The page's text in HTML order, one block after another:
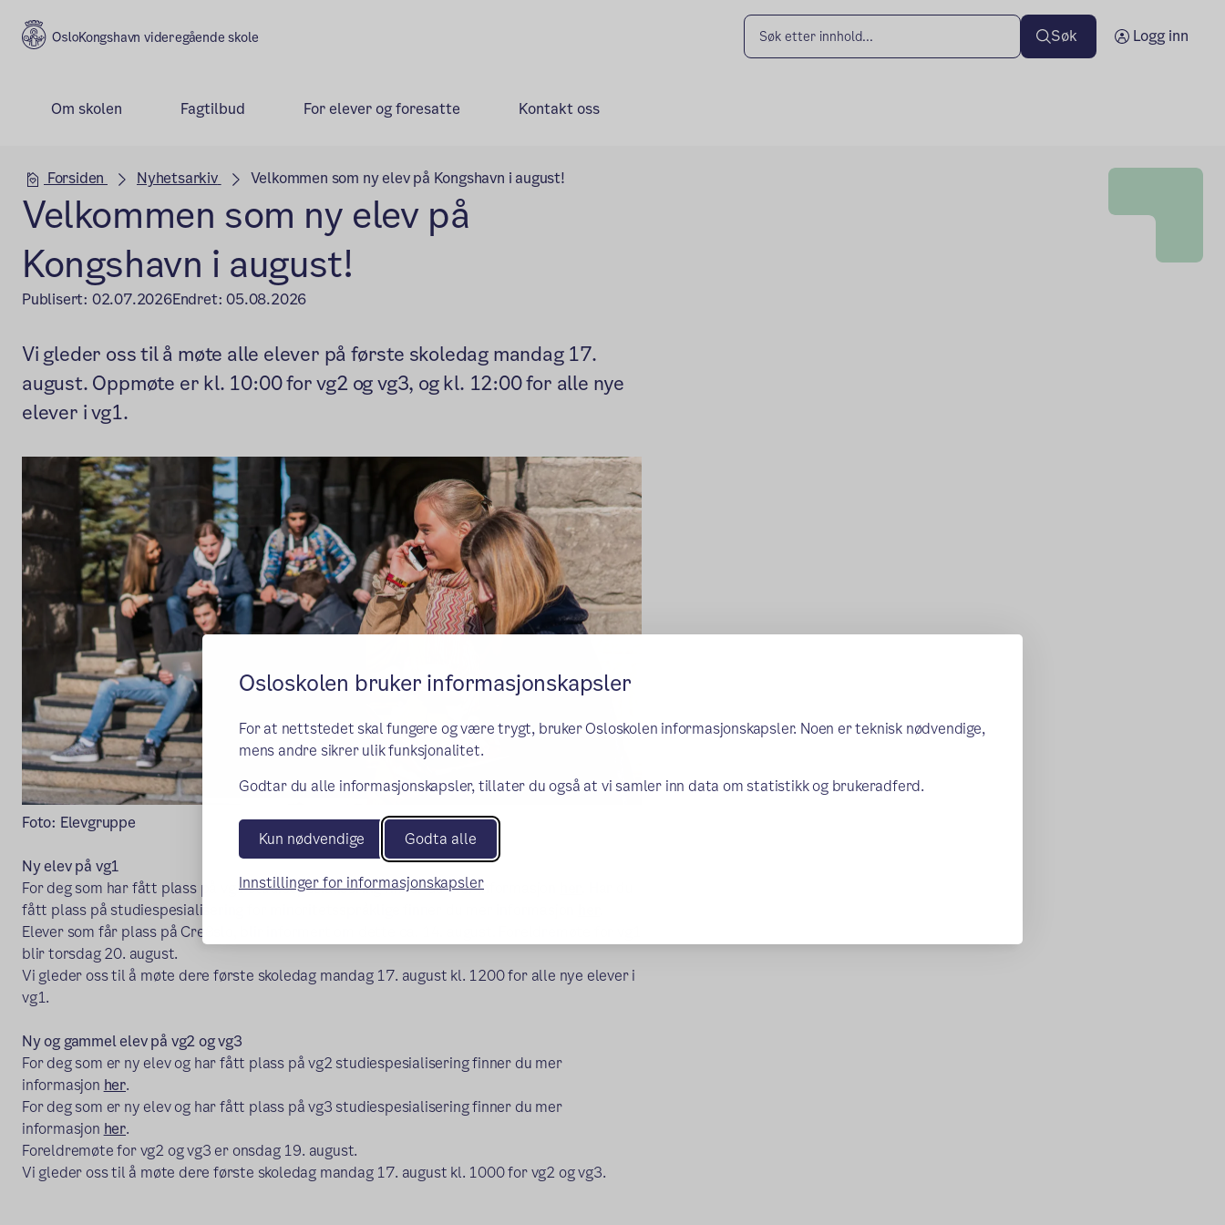
Osloskolen bruker informasjonskapsler
For at nettstedet skal fungere og være trygt, bruker Osloskolen informasjonskapsler. Noen er teknisk nødvendige,
mens andre sikrer ulik funksjonalitet.
Godtar du alle informasjonskapsler, tillater du også at vi samler inn data om statistikk og brukeradferd.
Kun nødvendige Godta alle
Innstillinger for informasjonskapsler
Kongshavn videregående skole Søk Logg inn
Om skolen Fagtilbud For elever og foresatte Kontakt oss
Hovedseksjon
Forsiden Nyhetsarkiv Velkommen som ny elev på Kongshavn i august!
Velkommen som ny elev på
Kongshavn i august!
Publisert: 02.07.2026Endret:05.08.2026
Vi gleder oss til å møte alle elever på første skoledag mandag 17.
august. Oppmøte er kl. 10:00 for vg2 og vg3, og kl. 12:00 for alle nye
elever i vg1.
Foto: Elevgruppe
Ny elev på vg1
For deg som har fått plass på vg1 studiespesialisering finner du mer informasjon
fått plass på studiespesialisering for minoritetsspråklige finner du mer informasjon
Elever som får plass på Cre8slo, blir informert om dette ca. 14. august. Foreldremøte for vg1
blir torsdag 20. august.
Vi gleder oss til å møte dere første skoledag mandag 17. august kl. 1200 for alle nye elever i
vg1.
Ny og gammel elev på vg2 og vg3
For deg som er ny elev og har fått plass på vg2 studiespesialisering finner du mer
informasjon her.
For deg som er ny elev og har fått plass på vg3 studiespesialisering finner du mer
informasjon her.
Foreldremøte for vg2 og vg3 er onsdag 19. august.
Vi gleder oss til å møte dere første skoledag mandag 17. august kl. 1000 for vg2 og vg3.